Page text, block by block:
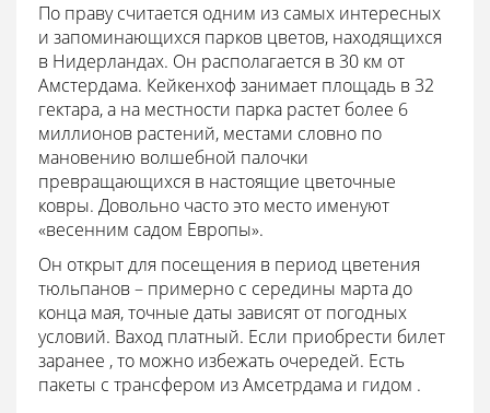
По праву считается одним из самых интересных
и запоминающихся парков цветов, находящихся
в Нидерландах. Он располагается в 30 км от
Амстердама. Кейкенхоф занимает площадь в 32
гектара, а на местности парка растет более 6
миллионов растений, местами словно по
мановению волшебной палочки
превращающихся в настоящие цветочные
ковры. Довольно часто это место именуют
«весенним садом Европы».
Он открыт для посещения в период цветения
тюльпанов – примерно с середины марта до
конца мая, точные даты зависят от погодных
условий. Ваход платный. Если приобрести билет
заранее , то можно избежать очередей. Есть
пакеты с трансфером из Амсетрдама и гидом .